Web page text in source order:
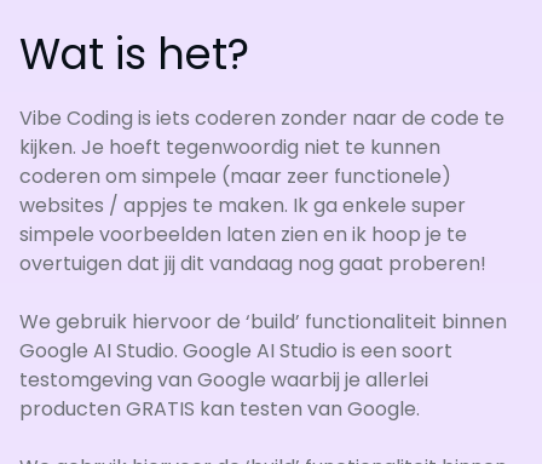
Wat is het?
Vibe Coding is iets coderen zonder naar de code te
kijken. Je hoeft tegenwoordig niet te kunnen
coderen om simpele (maar zeer functionele)
websites / appjes te maken. Ik ga enkele super
simpele voorbeelden laten zien en ik hoop je te
overtuigen dat jij dit vandaag nog gaat proberen!
We gebruik hiervoor de ‘build’ functionaliteit binnen
Google AI Studio. Google AI Studio is een soort
testomgeving van Google waarbij je allerlei
producten GRATIS kan testen van Google.